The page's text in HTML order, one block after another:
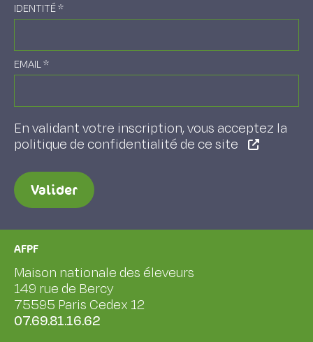
IDENTITÉ*
EMAIL*
En validant votre inscription, vous acceptez la
politique de confidentialité de ce site
Valider
AFPF
Maison nationale des éleveurs
149 rue de Bercy
75595 Paris Cedex 12
07.69.81.16.62